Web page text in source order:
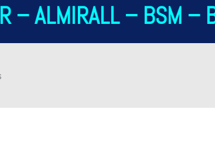
ALMIRALL – BSM –